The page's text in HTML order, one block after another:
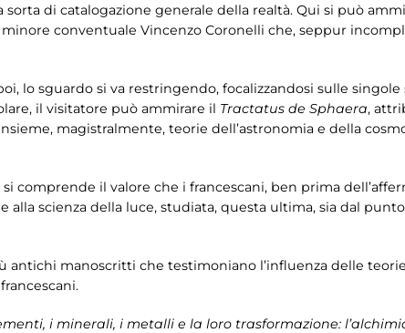
di catalogazione generale della realtà. Qui si può
minore conventuale Vincenzo Coronelli che, seppur
lo sguardo si va restringendo, focalizzandosi sulle singole
il visitatore può ammirare il Tractatus de Sphaera,
magistralmente, teorie dell’astronomia e della
si comprende il valore che i francescani, ben prima
scienza della luce, studiata, questa ultima, sia dal
antichi manoscritti che testimoniano l’influenza delle
i minerali, i metalli e la loro trasformazione: